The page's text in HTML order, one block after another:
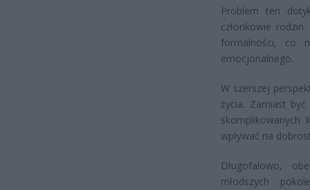
Problem ten
członkowie
formalności, co
emocjonalnego.
W szerszej
życia. Zamiast
skomplikowanych
wpływać na
Długofalowo,
młodszych